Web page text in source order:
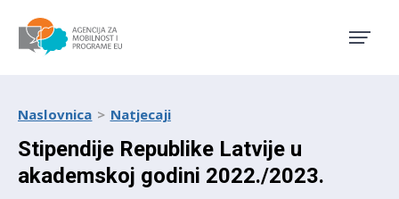
Naslovnica Natjecaji
Stipendije Republike Latvije u
akademskoj godini 2022./2023.